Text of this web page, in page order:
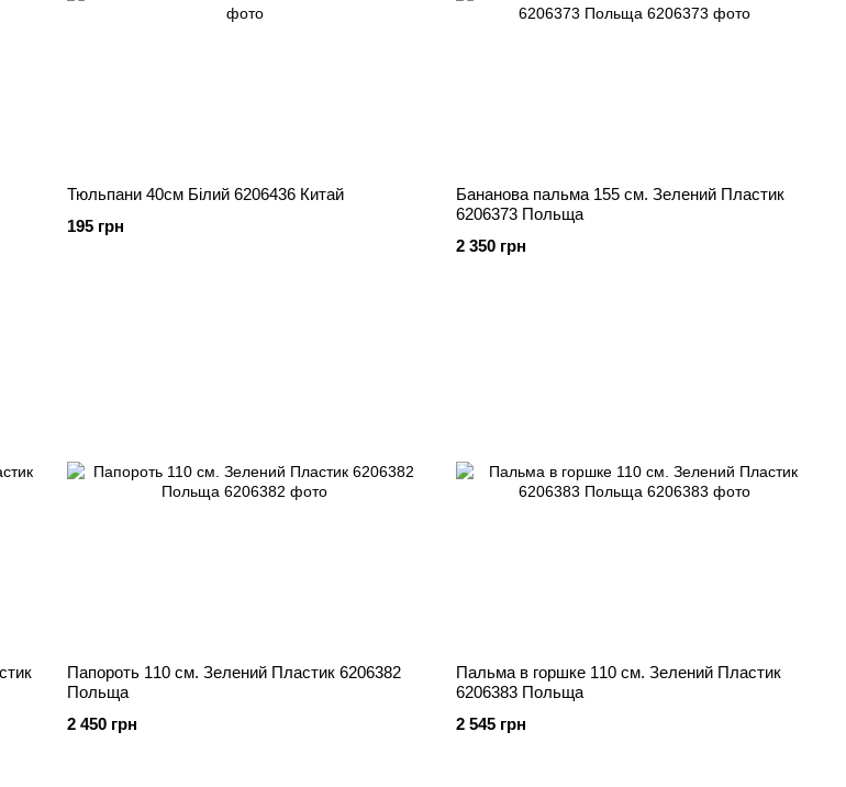
Тюльпани 40см Білий 6206436 Китай
195 грн
Бананова пальма 155 см. Зелений Пластик
6206373 Польща
2 350 грн
Папороть 110 см. Зелений Пластик 6206382
Польща
2 450 грн
Пальма в горшке 110 см. Зелений Пластик
6206383 Польща
2 545 грн